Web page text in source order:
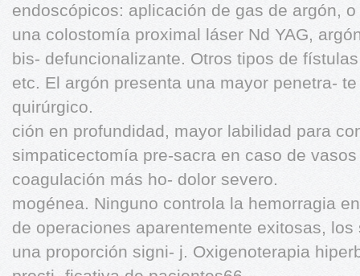
endoscópicos: aplicación de gas de argón,
una colostomía proximal láser Nd YAG,
bis- defuncionalizante. Otros tipos de
etc. El argón presenta una mayor penetra-
quirúrgico.
ción en profundidad, mayor labilidad para
simpaticectomía pre-sacra en caso de
coagulación más ho- dolor severo.
mogénea. Ninguno controla la hemorragia
de operaciones aparentemente exitosas,
una proporción signi- j. Oxigenoterapia